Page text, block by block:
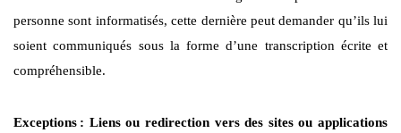
personne sont informatisés, cette dernière peut demander qu’ils lui
soient communiqués sous la forme d’une transcription écrite et
compréhensible.
Exceptions : Liens ou redirection vers des sites ou applications